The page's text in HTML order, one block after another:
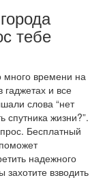
тебе
много времени на
и все
слова “нет
спутника жизни?”.
Бесплатный
надежного
взводить